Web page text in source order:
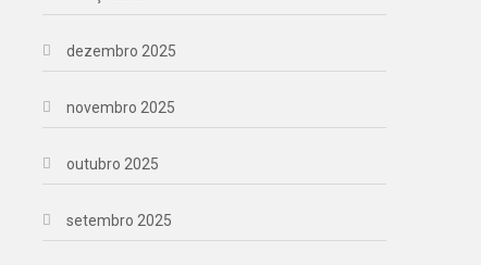
dezembro 2025
novembro 2025
outubro 2025
setembro 2025